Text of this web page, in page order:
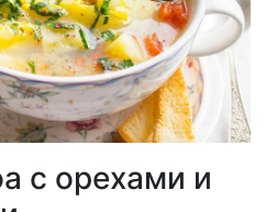
с орехами и